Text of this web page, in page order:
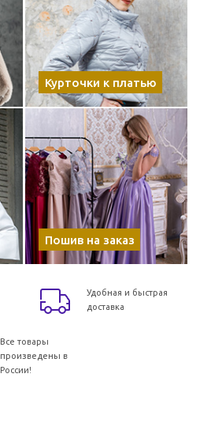
Курточки к платью
Пошив на заказ
Удобная и быстрая
доставка
Все товары
произведены в
России!